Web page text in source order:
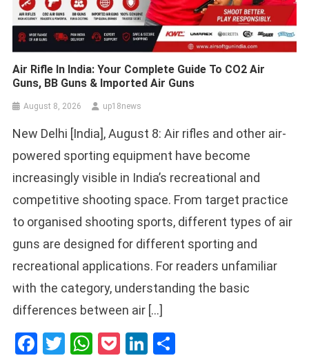
Air Rifle In India: Your Complete Guide To CO2 Air
Guns, BB Guns & Imported Air Guns
August 8, 2026 up18news
New Delhi [India], August 8: Air rifles and other air-
powered sporting equipment have become
increasingly visible in India’s recreational and
competitive shooting space. From target practice
to organised shooting sports, different types of air
guns are designed for different sporting and
recreational applications. For readers unfamiliar
with the category, understanding the basic
differences between air […]
Facebook
Twitter
WhatsApp
PocketLinkedIn